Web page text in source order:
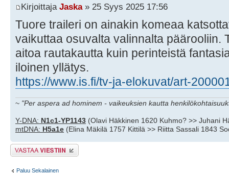
Kirjoittaja Jaska» 25 Syys 2025 17:56
Tuore traileri on ainakin komeaa
vaikuttaa osuvalta valinnalta päärooliin.
aitoa rautakautta kuin perinteistä
iloinen yllätys.
https://www.is.fi/tv-ja-elokuvat/art-
~ "Per aspera ad hominem - vaikeuksien kautta
Y-DNA: N1c1-YP1143 (Olavi Häkkinen 1620 Kuhmo? >> Juhani
mtDNA: H5a1e (Elina Mäkilä 1757 Kittilä >> Riitta Sassali 1843
Lähetä vastaus
Paluu Sekalainen